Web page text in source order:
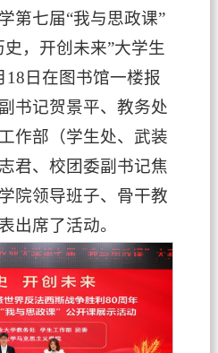
第七届“我与思政课”
，开创未来”大学生
18日在图书馆一楼报
书记贺景平、教务处
作部 （学生处、武装
君、校团委副书记焦
院领导班子、骨干教
出席了活动。